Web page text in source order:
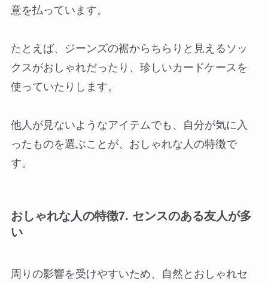
意を払っています。
たとえば、ジーンズの裾からちらりと見えるソッ
クスがおしゃれだったり、珍しいカードケースを
使っていたりします。
他人が見ないようなアイテムでも、自分が気に入
ったものを選ぶことが、おしゃれな人の特徴で
す。
おしゃれな人の特徴7. センスのある友人が多
い
周りの影響を受けやすいため、自然とおしゃれセ